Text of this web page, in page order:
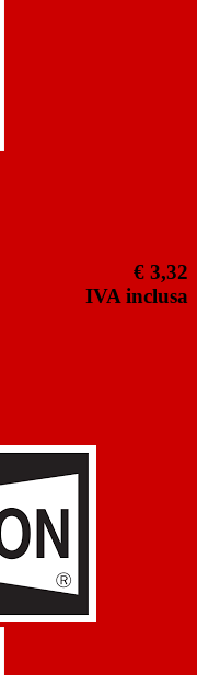
€ 3,32
IVA inclusa